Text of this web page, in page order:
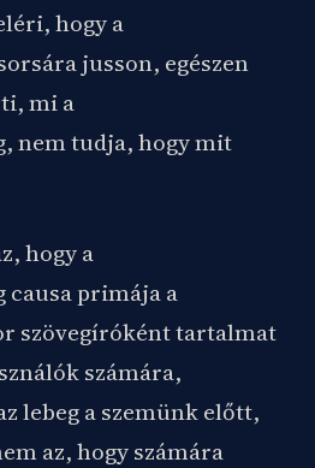
hogy a
jusson, egészen
mi a
nem tudja, hogy mit
hogy a
primája a
szövegíróként tartalmat
számára,
lebeg a szemünk előtt,
az, hogy számára